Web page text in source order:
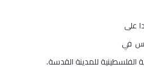
على
في
الفلسطينية للمدينة القدسة.